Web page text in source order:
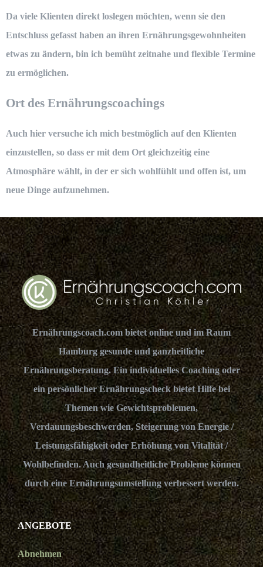
Da viele Klienten direkt loslegen möchten, wenn sie den
Entschluss gefasst haben an ihren Ernährungsgewohnheiten
etwas zu ändern, bin ich bemüht zeitnahe und flexible Termine
zu ermöglichen.
Ort des Ernährungscoachings
Auch hier versuche ich mich bestmöglich auf den Klienten
einzustellen, so dass er mit dem Ort gleichzeitig eine
Atmosphäre wählt, in der er sich wohlfühlt und offen ist, um
neue Dinge aufzunehmen.
Ernährungscoach.com bietet online und im Raum
Hamburg gesunde und ganzheitliche
Ernährungsberatung. Ein individuelles Coaching oder
ein persönlicher Ernährungscheck bietet Hilfe bei
Themen wie Gewichtsproblemen,
Verdauungsbeschwerden, Steigerung von Energie /
Leistungsfähigkeit oder Erhöhung von Vitalität /
Wohlbefinden. Auch gesundheitliche Probleme können
durch eine Ernährungsumstellung verbessert werden.
ANGEBOTE
Abnehmen